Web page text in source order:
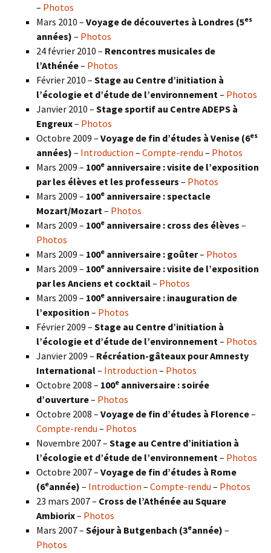
– Photos
Mars 2010 – Voyage de découvertes à Londres (5es
années) – Photos
24 février 2010 – Rencontres musicales de
l’Athénée– Photos
Février 2010 – Stage au Centre d’initiation à
l’écologie et d’étude de l’environnement – Photos
Janvier 2010 – Stage sportif au Centre ADEPS à
Engreux– Photos
Octobre 2009 – Voyage de fin d’études à Venise (6es
années) – Introduction – Compte-rendu – Photos
Mars 2009 – 100e anniversaire : visite de l’exposition
par les élèves et les professeurs – Photos
Mars 2009 – 100e anniversaire : spectacle
Mozart/Mozart – Photos
Mars 2009 – 100e anniversaire : cross des élèves –
Photos
Mars 2009 – 100e anniversaire : goûter– Photos
Mars 2009 – 100e anniversaire : visite de l’exposition
par les Anciens et cocktail– Photos
Mars 2009 – 100e anniversaire : inauguration de
l’exposition – Photos
Février 2009 – Stage au Centre d’initiation à
l’écologie et d’étude de l’environnement – Photos
Janvier 2009 – Récréation-gâteaux pour Amnesty
International– Introduction – Photos
Octobre 2008 – 100e anniversaire : soirée
d’ouverture– Photos
Octobre 2008 – Voyage de fin d’études à Florence–
Compte-rendu – Photos
Novembre 2007 – Stage au Centre d’initiation à
l’écologie et d’étude de l’environnement – Photos
Octobre 2007 – Voyage de fin d’études à Rome
(6eannée) – Introduction – Compte-rendu – Photos
23 mars 2007 – Cross de l’Athénée au Square
Ambiorix– Photos
Mars 2007 – Séjour à Butgenbach (3eannée) –
Photos